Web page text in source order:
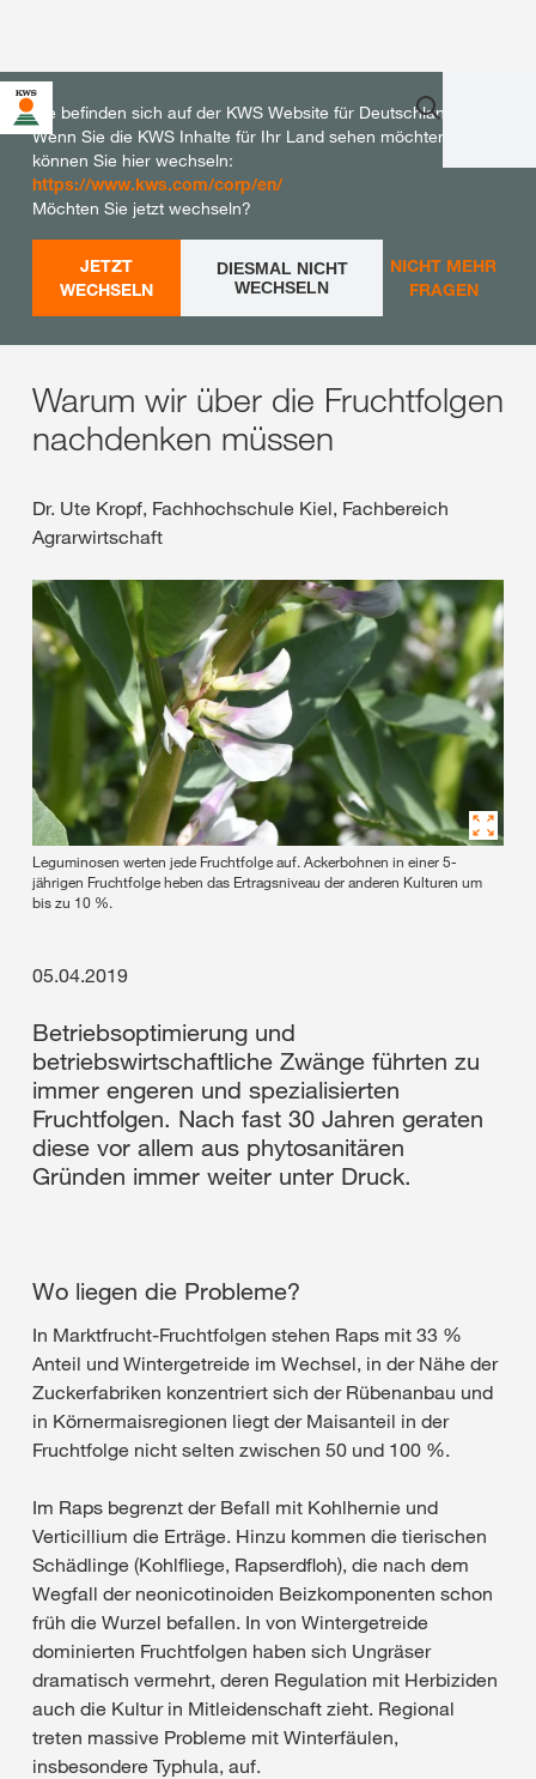
Sie befinden sich auf der KWS Website für Deutschland.
Wenn Sie die KWS Inhalte für Ihr Land sehen möchten,
können Sie hier wechseln:
https://www.kws.com/corp/en/
Möchten Sie jetzt wechseln?
JETZT
WECHSELN
DIESMAL NICHT
WECHSELN
NICHT MEHR
FRAGEN
Warum wir über die Fruchtfolgen
nachdenken müssen
Dr. Ute Kropf, Fachhochschule Kiel, Fachbereich
Agrarwirtschaft
Leguminosen werten jede Fruchtfolge auf. Ackerbohnen in einer 5-
jährigen Fruchtfolge heben das Ertragsniveau der anderen Kulturen um
bis zu 10 %.
05.04.2019
Betriebsoptimierung und
betriebswirtschaftliche Zwänge führten zu
immer engeren und spezialisierten
Fruchtfolgen. Nach fast 30 Jahren geraten
diese vor allem aus phytosanitären
Gründen immer weiter unter Druck.
Wo liegen die Probleme?
In Marktfrucht-Fruchtfolgen stehen Raps mit 33 %
Anteil und Wintergetreide im Wechsel, in der Nähe der
Zuckerfabriken konzentriert sich der Rübenanbau und
in Körnermaisregionen liegt der Maisanteil in der
Fruchtfolge nicht selten zwischen 50 und 100 %.
Im Raps begrenzt der Befall mit Kohlhernie und
Verticillium die Erträge. Hinzu kommen die tierischen
Schädlinge (Kohlfliege, Rapserdfloh), die nach dem
Wegfall der neonicotinoiden Beizkomponenten schon
früh die Wurzel befallen. In von Wintergetreide
dominierten Fruchtfolgen haben sich Ungräser
dramatisch vermehrt, deren Regulation mit Herbiziden
auch die Kultur in Mitleidenschaft zieht. Regional
treten massive Probleme mit Winterfäulen,
insbesondere Typhula, auf.